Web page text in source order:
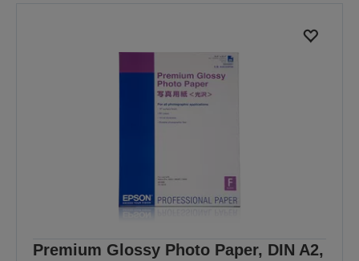
Premium Glossy Photo Paper, DIN A2,